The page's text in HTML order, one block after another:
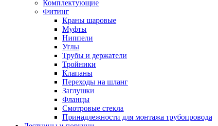
Комплектующие
Фитинг
Краны шаровые
Муфты
Ниппели
Углы
Трубы и держатели
Тройники
Клапаны
Переходы на шланг
Заглушки
Фланцы
Смотровые стекла
Принадлежности для монтажа трубопровода